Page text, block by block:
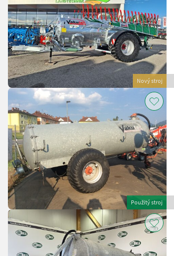
Nový stroj
Použitý stroj